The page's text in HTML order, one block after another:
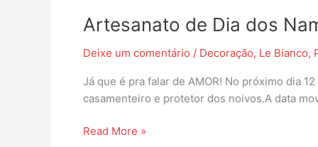
Artesanato de Dia dos
Deixe um comentário / Decoração, Le Bianco,
Já que é pra falar de AMOR! No próximo dia
casamenteiro e protetor dos noivos.A data
Read More »